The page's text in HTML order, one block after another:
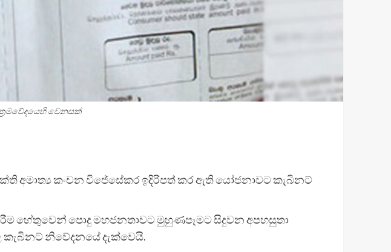
වෙනසක්
අමාත්‍ය කංචන විජේසේකර ඉදිරිපත් කර ඇති යෝජනාවට කැබිනට්
හේතුවෙන් පොදු මහජනතාවට මුහුණපෑමට සිදුවන අපහසුතා
කැබිනට් නිවේදනයේ දැක්වෙයි.